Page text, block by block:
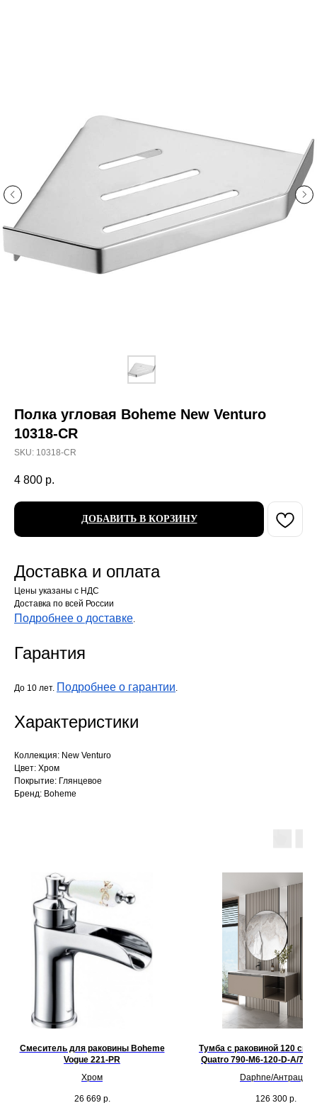
Полка угловая Boheme New Venturo
10318-CR
SKU: 10318-CR
4 800 р.
ДОБАВИТЬ В КОРЗИНУ
Доставка и оплата
Цены указаны с НДС
Доставка по всей России
Подробнее о доставке.
Гарантия
До 10 лет. Подробнее о гарантии.
Характеристики
Коллекция: New Venturo
Цвет: Хром
Покрытие: Глянцевое
Бренд: Boheme
Смеситель для раковины Boheme
Vogue 221-PR
Хром
26 669 р.
Тумба с раковиной 120 см
Quatro 790-M6-120-D-A/
Daphne/Антрацит
126 300 р.